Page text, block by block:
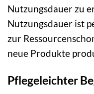
Nutzungsdauer zu
Nutzungsdauer ist
zur
neue Produkte
Pflegeleichter